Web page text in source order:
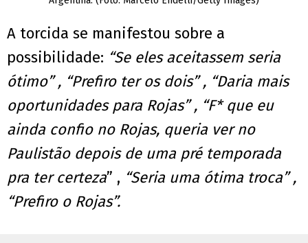
A torcida se manifestou sobre a
possibilidade: “Se eles aceitassem seria
ótimo” , “Prefiro ter os dois” , “Daria mais
oportunidades para Rojas” , “F* que eu
ainda confio no Rojas, queria ver no
Paulistão depois de uma pré temporada
pra ter certeza” , “Seria uma ótima troca” ,
“Prefiro o Rojas”.